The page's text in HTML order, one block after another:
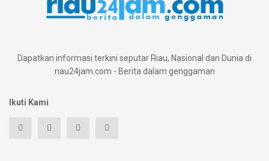
Dapatkan informasi terkini seputar Riau, Nasional dan Dunia di
riau24jam.com - Berita dalam genggaman
Ikuti Kami